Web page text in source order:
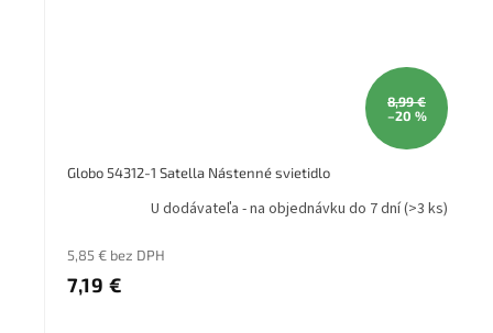
8,99 €
–20 %
Globo 54312-1 Satella Nástenné svietidlo
U dodávateľa - na objednávku do 7 dní(>3 ks)
5,85 € bez DPH
7,19 €